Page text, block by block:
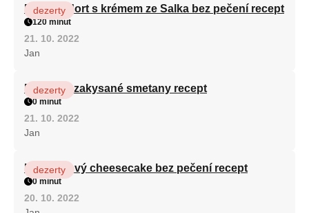
Patrový dort s krémem ze Salka bez pečení recept
dezerty
120 minut
21. 10. 2022
Jan
Fánky ze zakysané smetany recept
dezerty
0 minut
21. 10. 2022
Jan
Karamelový cheesecake bez pečení recept
dezerty
0 minut
20. 10. 2022